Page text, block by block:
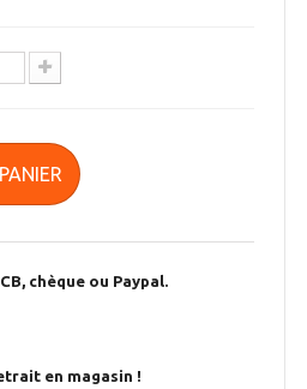
chèque ou Paypal.
en magasin !